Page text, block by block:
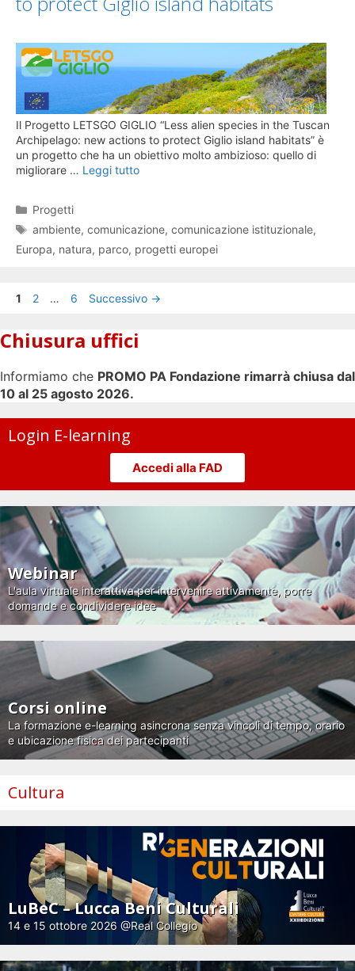
Il Progetto LETSGO GIGLIO “Less alien species in the Tuscan
Archipelago: new actions to protect Giglio island habitats” è
un progetto che ha un obiettivo molto ambizioso: quello di
migliorare … Leggi tutto
Categorie
Progetti
Tag
ambiente,comunicazione,comunicazione istituzionale,
Europa, natura, parco, progetti europei
Pagina
1 Pagina
2 … Pagina
6 Successivo →
Chiusura uffici
Informiamo che PROMO PA Fondazione rimarrà chiusa dal
10 al 25 agosto 2026.
Login E-learning
Accedi alla FAD
Webinar
L'aula virtuale interattiva per intervenire attivamente, porre
domande e condividere idee
Corsi online
La formazione e-learning asincrona senza vincoli di tempo, orario
e ubicazione fisica dei partecipanti
Cultura
LuBeC – Lucca Beni Culturali
14 e 15 ottobre 2026 @Real Collegio